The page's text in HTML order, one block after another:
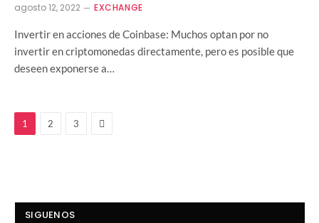
agosto 12, 2022 EXCHANGE
Invertir en acciones de Coinbase: Muchos optan por no
invertir en criptomonedas directamente, pero es posible que
deseen exponerse a…
1 2 3 Next
SIGUENOS